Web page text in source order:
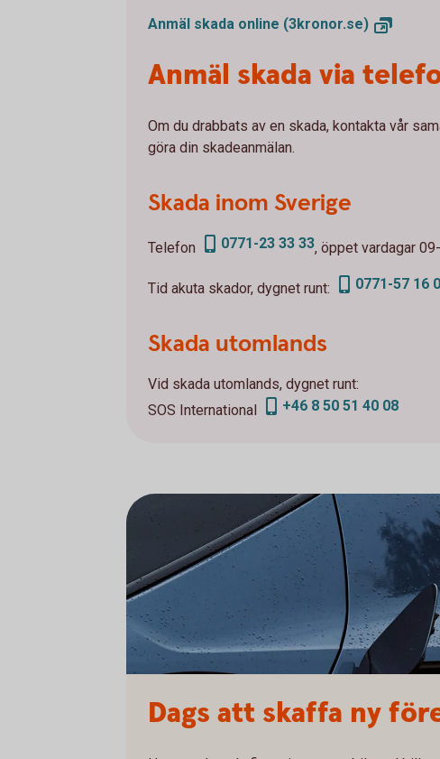
Anmäl skada online (3kronor.se)
Anmäl skada via
Om du drabbats av en skada, kontakta vår
göra din skadeanmälan.
Skada inom Sverige
Telefon 0771-23 33 33, öppet vardagar
Tid akuta skador, dygnet runt: 0771-57 16
Skada utomlands
Vid skada utomlands, dygnet runt:
SOS International
+46 8 50 51 40 08
Dags att skaffa ny